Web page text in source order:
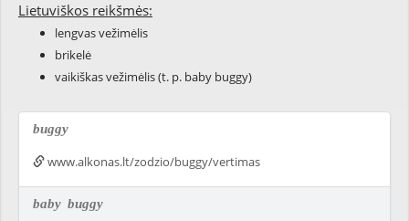
Lietuviškos reikšmės:
lengvas vežimėlis
brikelė
vaikiškas vežimėlis (t. p. baby buggy)
buggy
www.alkonas.lt/zodzio/buggy/vertimas
baby buggy